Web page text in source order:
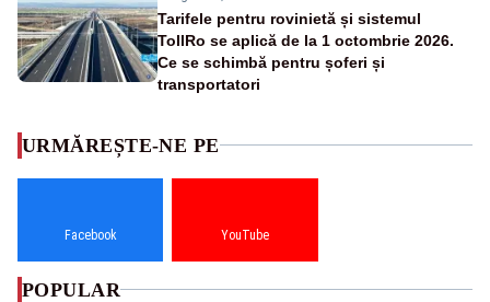
Tarifele pentru rovinietă și sistemul
TollRo se aplică de la 1 octombrie 2026.
Ce se schimbă pentru șoferi și
transportatori
URMĂREȘTE-NE PE
Facebook YouTube
POPULAR